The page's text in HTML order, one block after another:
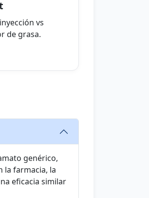
vs
de grasa.
genérico,
la farmacia, la
eficacia similar